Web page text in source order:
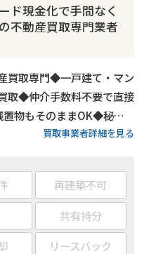
ド現金化で手間なく
不動産買取専門業者
買取専門◆一戸建て・マン
取◆仲介手数料不要で直接
物もそのままOK◆秘密
渡し時期の相談可能◆税理
告までフォロー
買取事業者詳細を見る
再建築不可
共有持分
リースバック